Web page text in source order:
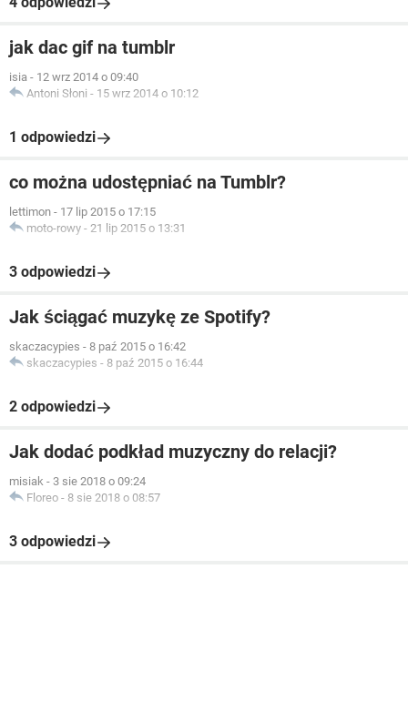
jak dac gif na tumblr
isia - 12 wrz 2014 o 09:40
Antoni Słoni - 15 wrz 2014 o 10:12
1 odpowiedzi
co można udostępniać na Tumblr?
lettimon - 17 lip 2015 o 17:15
moto-rowy - 21 lip 2015 o 13:31
3 odpowiedzi
Jak ściągać muzykę ze Spotify?
skaczacypies - 8 paź 2015 o 16:42
skaczacypies - 8 paź 2015 o 16:44
2 odpowiedzi
Jak dodać podkład muzyczny do relacji?
misiak - 3 sie 2018 o 09:24
Floreo - 8 sie 2018 o 08:57
3 odpowiedzi